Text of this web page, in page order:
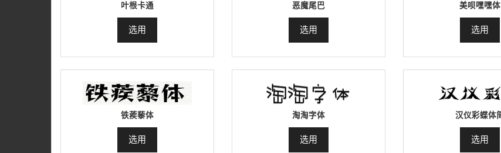
叶根卡通
选用
恶魔尾巴
选用
美呗嘿嘿体
选用
铁蒺藜体
选用
淘淘字体
选用
汉仪彩蝶体
选用